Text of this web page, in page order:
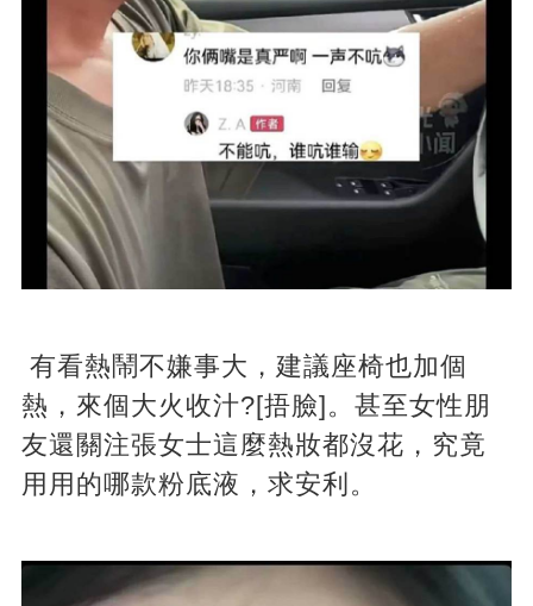
有看熱鬧不嫌事大，建議座椅也加個
熱，來個大火收汁?[捂臉]。甚至女性朋
友還關注張女士這麼熱妝都沒花，究竟
用用的哪款粉底液，求安利。